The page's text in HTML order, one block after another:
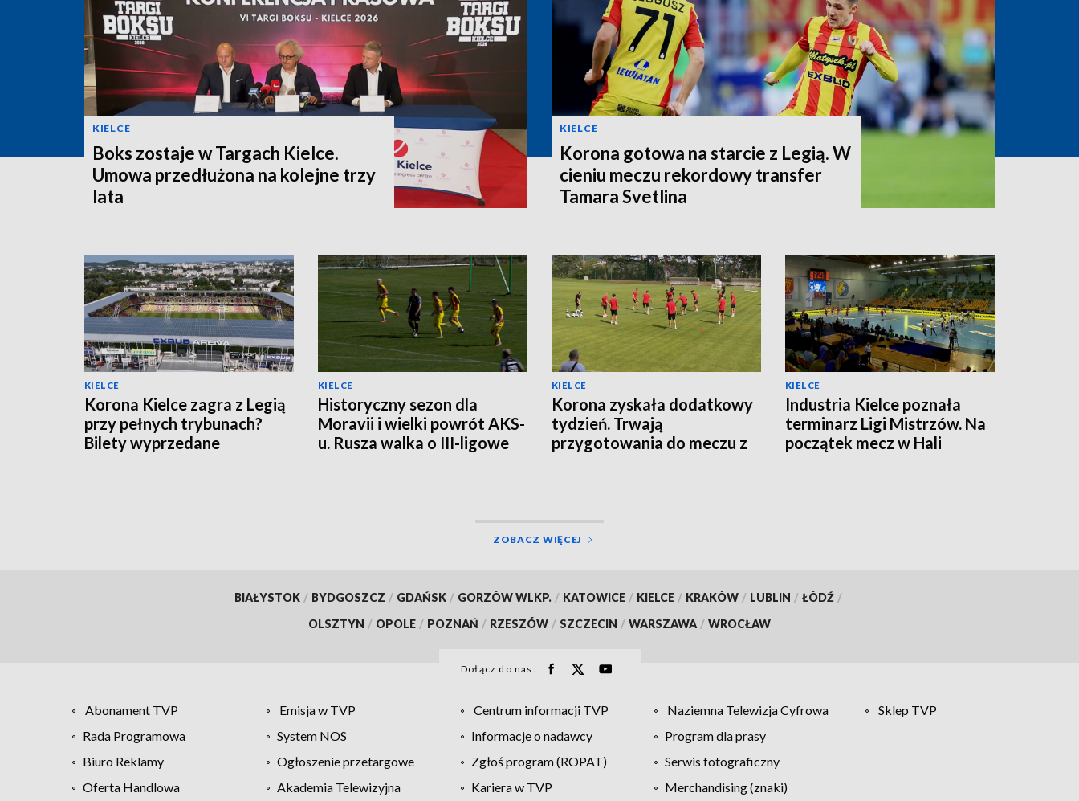
KIELCE
Boks zostaje w Targach Kielce.
Umowa przedłużona na kolejne trzy
lata
KIELCE
Korona gotowa na starcie z Legią. W
cieniu meczu rekordowy transfer
Tamara Svetlina
KIELCE
Korona Kielce zagra z Legią
przy pełnych trybunach?
Bilety wyprzedane
KIELCE
Historyczny sezon dla
Moravii i wielki powrót AKS-
u. Rusza walka o III-ligowe
KIELCE
Korona zyskała dodatkowy
tydzień. Trwają
przygotowania do meczu z
KIELCE
Industria Kielce poznała
terminarz Ligi Mistrzów. Na
początek mecz w Hali
ZOBACZ WIĘCEJ
BIAŁYSTOK / BYDGOSZCZ / GDAŃSK / GORZÓW WLKP. / KATOWICE / KIELCE / KRAKÓW / LUBLIN / ŁÓDŹ /
OLSZTYN / OPOLE / POZNAŃ / RZESZÓW / SZCZECIN / WARSZAWA / WROCŁAW
Dołącz do nas:
Abonament TVP Emisja w TVP Centrum informacji TVP Naziemna Telewizja Cyfrowa
Sklep TVP
Rada Programowa
System NOS Informacje o nadawcy
Program dla prasy
Biuro Reklamy
Ogłoszenie przetargowe Zgłoś program (ROPAT)
Serwis fotograficzny
Oferta Handlowa
Akademia Telewizyjna Kariera w TVP Merchandising (znaki)